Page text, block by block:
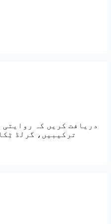
دریافت کریں کہ
ترکیبیں، گرلڈ